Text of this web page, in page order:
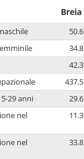
Breia
50.6
34.8
42.3
437.5
29 anni
29.6
nel
11.3
nel
33.8